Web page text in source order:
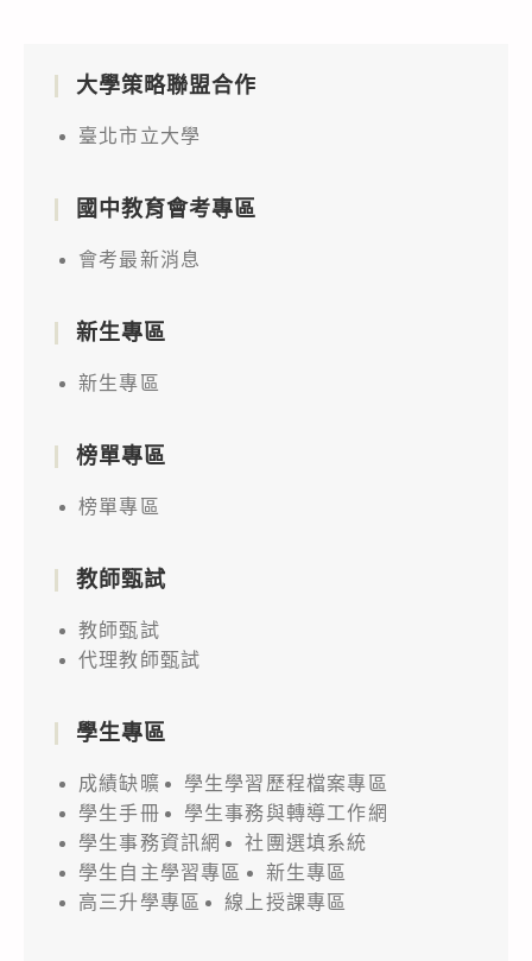
大學策略聯盟合作
臺北市立大學
國中教育會考專區
會考最新消息
新生專區
新生專區
榜單專區
榜單專區
教師甄試
教師甄試
代理教師甄試
學生專區
成績缺曠
學生學習歷程檔案專區
學生手冊
學生事務與轉導工作網
學生事務資訊網
社團選填系統
學生自主學習專區
新生專區
高三升學專區
線上授課專區